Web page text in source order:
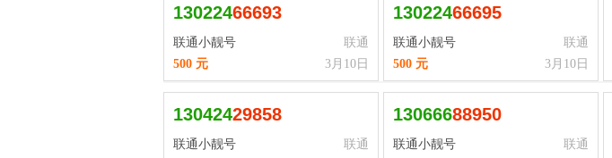
13022466693
联通小靓号
联通
3月10日
500 元
13022466695
联通小靓号
联通
3月10日
500 元
13042429858
联通小靓号
联通
13066688950
联通小靓号
联通